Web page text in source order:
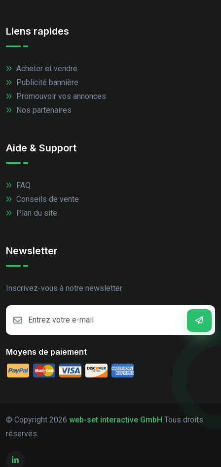
Liens rapides
Acheter et vendre
Publicité bannière
Promouvoir vos annonces
Nos partenaires
Aide & Support
FAQ
Conseils de vente
Plan du site
Newsletter
Inscrivez-vous à notre newsletter
Moyens de paiement
© Copyright 2026 web-set interactive GmbH Tous droits
réservés.